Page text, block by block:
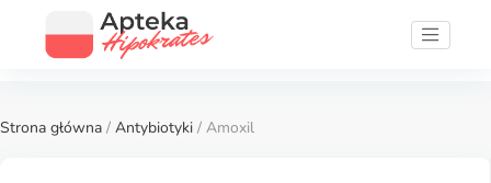
Strona główna / Antybiotyki / Amoxil